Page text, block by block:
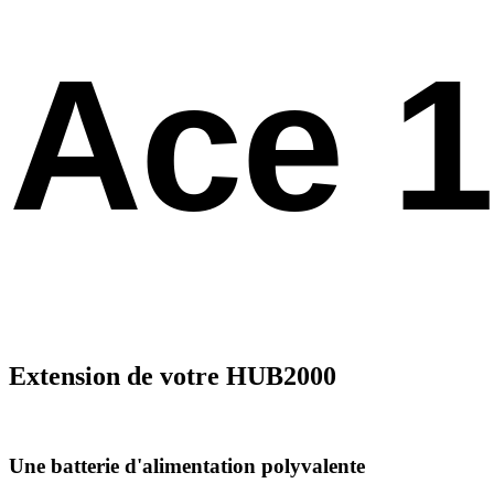
Ace
Extension de votre HUB2000
Une batterie d'alimentation polyvalente